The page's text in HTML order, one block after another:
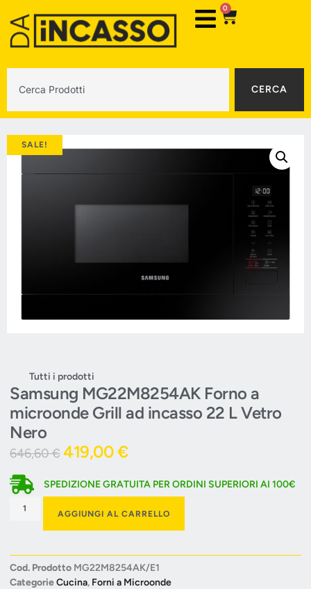
0
CERCA
SALE!
Tutti i prodotti
Samsung MG22M8254AK Forno a
microonde Grill ad incasso 22 L Vetro
Nero
646,60€419,00€
SPEDIZIONE GRATUITA PER ORDINI SUPERIORI AI 100€
AGGIUNGI AL CARRELLO
Cod. Prodotto MG22M8254AK/E1
CategorieCucina, Forni a Microonde